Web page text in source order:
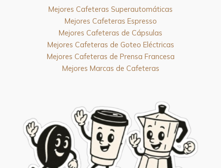
Mejores Cafeteras Superautomáticas
Mejores Cafeteras Espresso
Mejores Cafeteras de Cápsulas
Mejores Cafeteras de Goteo Eléctricas
Mejores Cafeteras de Prensa Francesa
Mejores Marcas de Cafeteras